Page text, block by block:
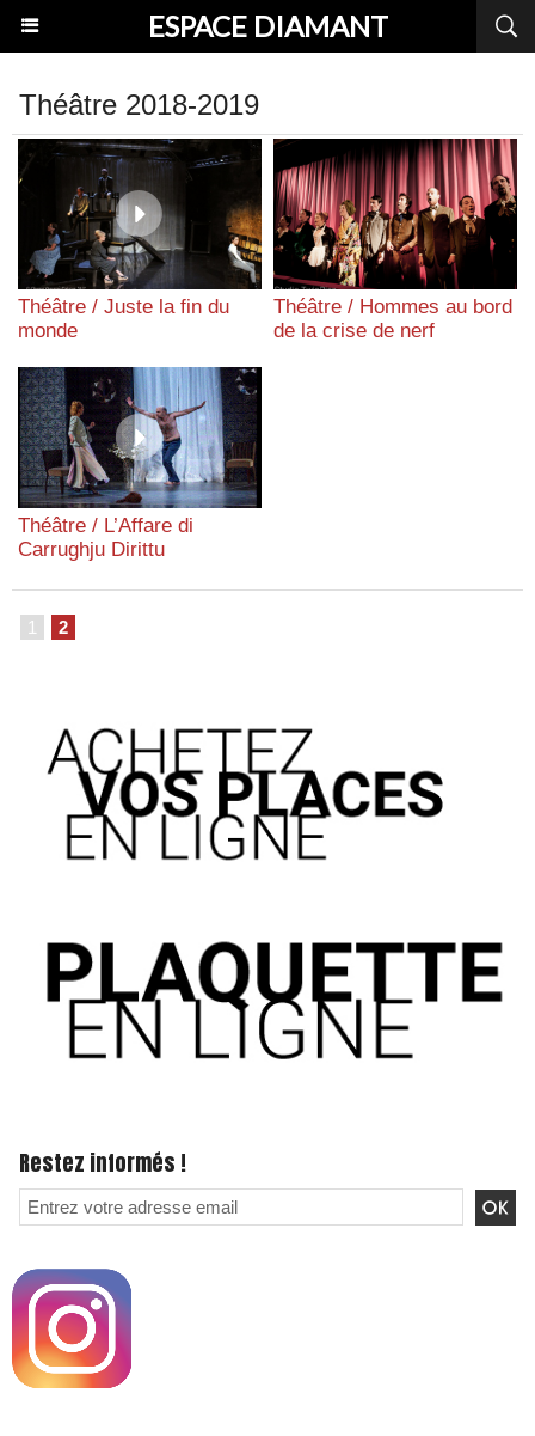
ESPACE DIAMANT
Théâtre 2018-2019
Théâtre / Juste la fin du
monde
Théâtre / Hommes au bord
de la crise de nerf
Théâtre / L’Affare di
Carrughju Dirittu
1 2
Restez informés !